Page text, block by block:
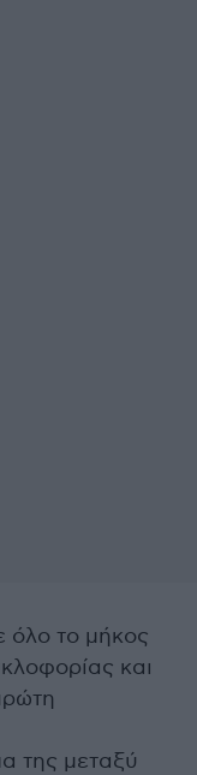
το μήκος
και
της μεταξύ